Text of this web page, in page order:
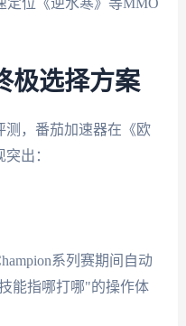
定位《逆水寒》等MMO
极选择方案
测，番茄加速器在《欧
出：
系列赛期间自动
能指哪打哪"的操作体